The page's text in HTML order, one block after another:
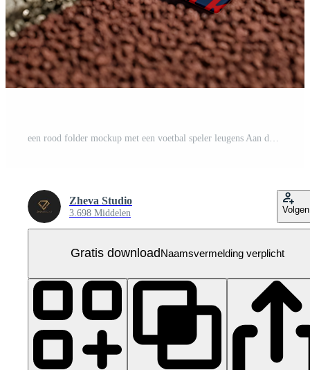
Zheva Studio
3.698 Middelen Volgen
Gratis downloadNaamsvermelding verplicht